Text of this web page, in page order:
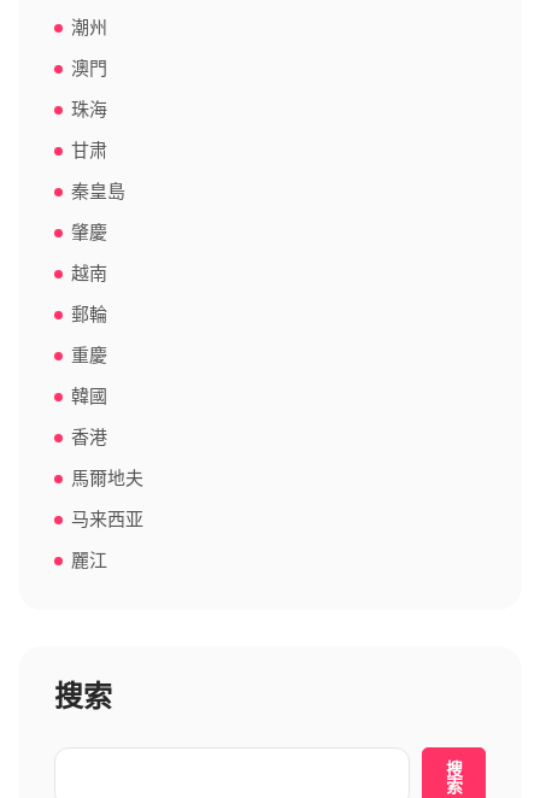
潮州
澳門
珠海
甘肃
秦皇島
肇慶
越南
郵輪
重慶
韓國
香港
馬爾地夫
马来西亚
麗江
搜索
搜
索